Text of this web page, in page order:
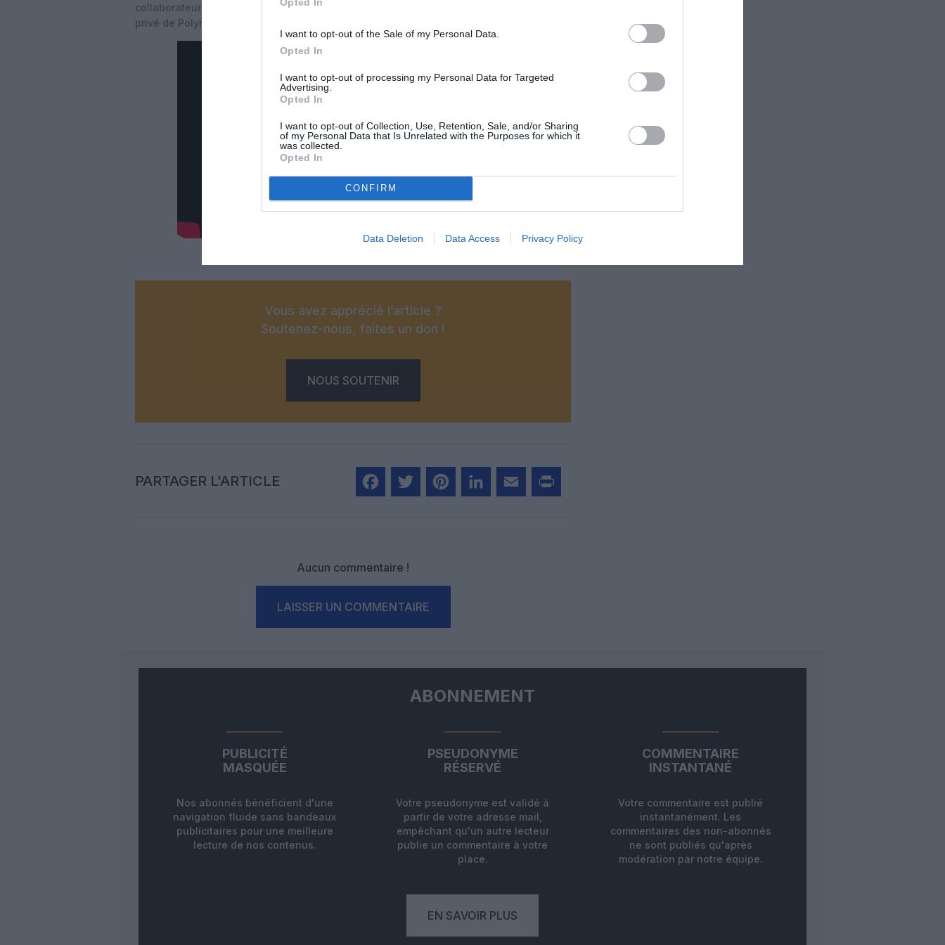
I want to opt-out of the Sale of my Personal Data.
Opted In
I want to opt-out of processing my Personal Data for Targeted
Advertising.
Opted In
I want to opt-out of Collection, Use, Retention, Sale, and/or Sharing
of my Personal Data that Is Unrelated with the Purposes for which it
was collected.
Opted In
CONFIRM
Data Deletion Data Access Privacy Policy
collaborateurs à Tahiti et dans les îles, Air Tahiti est aujourd’hui le premier employeur
privé de Polynésie française.
Vous avez apprécié l’article ?
Soutenez-nous, faites un don !
NOUS SOUTENIR
PARTAGER L'ARTICLE
Aucun commentaire !
LAISSER UN COMMENTAIRE
ABONNEMENT
PUBLICITÉ
MASQUÉE
Nos abonnés bénéficient d'une
navigation fluide sans bandeaux
publicitaires pour une meilleure
lecture de nos contenus.
PSEUDONYME
RÉSERVÉ
Votre pseudonyme est validé à
partir de votre adresse mail,
empêchant qu'un autre lecteur
publie un commentaire à votre
place.
COMMENTAIRE
INSTANTANÉ
Votre commentaire est publié
instantanément. Les
commentaires des non-abonnés
ne sont publiés qu'après
modération par notre équipe.
EN SAVOIR PLUS